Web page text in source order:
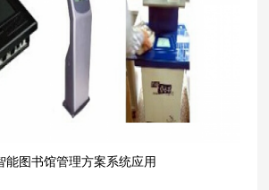
图书馆管理方案系统应用